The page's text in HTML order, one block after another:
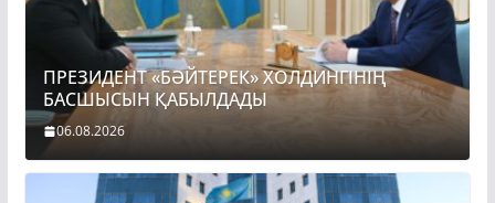
ПРЕЗИДЕНТ «БӘЙТЕРЕК» ХОЛДИНГІНІҢ
БАСШЫСЫН ҚАБЫЛДАДЫ
06.08.2026